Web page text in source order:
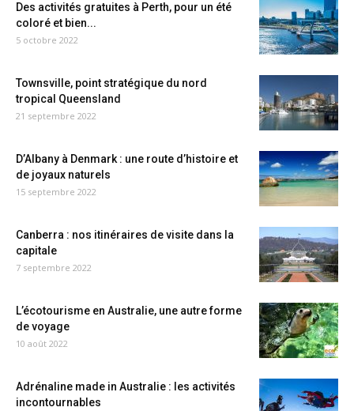
Des activités gratuites à Perth, pour un été
coloré et bien...
5 octobre 2022
Townsville, point stratégique du nord
tropical Queensland
21 septembre 2022
D’Albany à Denmark : une route d’histoire et
de joyaux naturels
15 septembre 2022
Canberra : nos itinéraires de visite dans la
capitale
7 septembre 2022
L’écotourisme en Australie, une autre forme
de voyage
10 août 2022
Adrénaline made in Australie : les activités
incontournables